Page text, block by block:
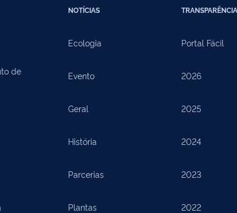
de
NOTÍCIAS
Ecologia
Evento
Geral
História
Parcerias
Plantas
TRANSPARÊNCIA
Portal Fácil
2026
2025
2024
2023
2022